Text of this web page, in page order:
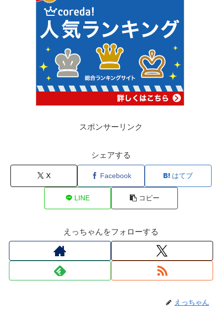
スポンサーリンク
シェアする
X Facebook はてブ
LINE コピー
えっちゃんをフォローする
えっちゃん